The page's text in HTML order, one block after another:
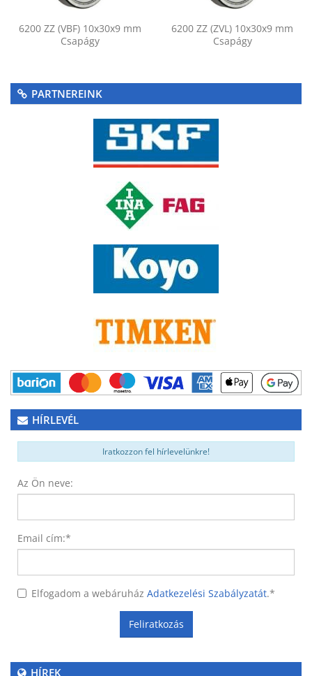
6200 ZZ (VBF) 10x30x9 mm
Csapágy
6200 ZZ (ZVL) 10x30x9 mm
Csapágy
PARTNEREINK
HÍRLEVÉL
Iratkozzon fel hírlevelünkre!
Az Ön neve:
Email cím:*
Elfogadom a webáruház Adatkezelési Szabályzatát.*
Feliratkozás
HÍREK